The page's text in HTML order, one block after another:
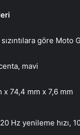
göre
mavi
x 74,4 mm x 7,6 mm
Hz yenileme hızı,